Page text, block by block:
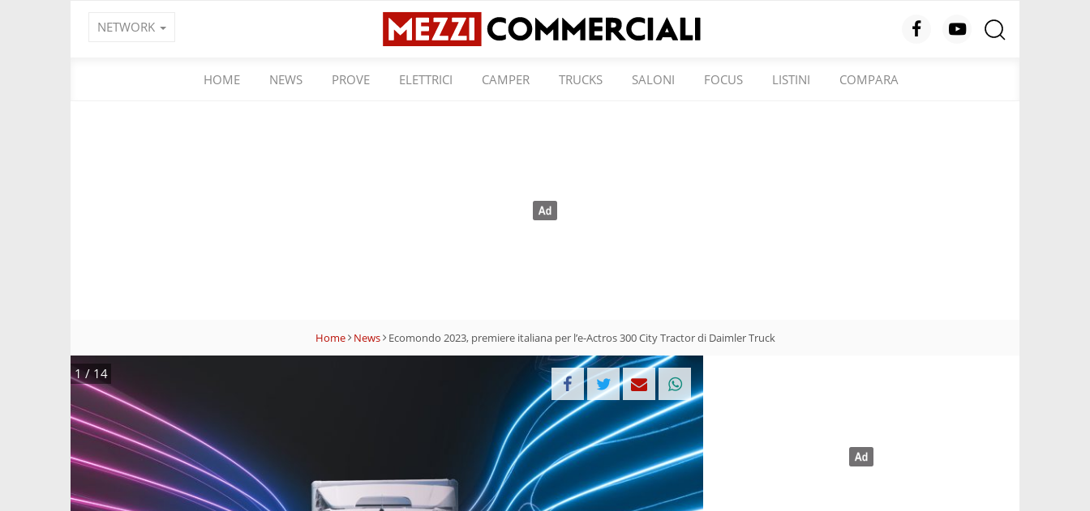
NETWORK
HOME NEWS PROVE ELETTRICI CAMPER TRUCKS SALONI FOCUS LISTINI COMPARA
Home News Ecomondo 2023, premiere italiana per l’e-Actros 300 City Tractor di Daimler Truck
1/ 14